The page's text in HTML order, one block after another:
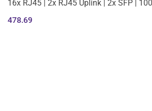
16x RJ45 | 2x RJ45 Uplink | 2x SFP |
478.69